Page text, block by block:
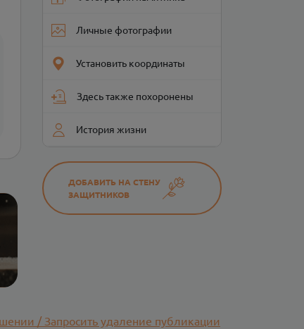
Личные фотографии
Установить координаты
Здесь также похоронены
История жизни
ДОБАВИТЬ НА СТЕНУ
ЗАЩИТНИКОВ
/ Запросить удаление публикации